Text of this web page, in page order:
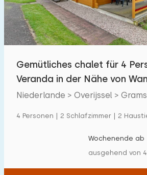
Gemütliches chalet für 4
Veranda in der Nähe von
Vechtdal
Niederlande > Overijssel >
4 Personen | 2 Schlafzimmer | 2
Wochenende ab
ausgehend von